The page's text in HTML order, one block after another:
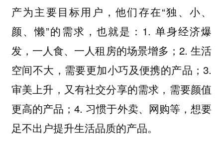
产为主要目标用户，他们存在“独、小、
颜、懒”的需求，也就是：1. 单身经济爆
发，一人食、一人租房的场景增多；2. 生活
空间不大，需要更加小巧及便携的产品；3.
审美上升，又有社交分享的需求，需要颜值
更高的产品；4. 习惯于外卖、网购等，想要
足不出户提升生活品质的产品。